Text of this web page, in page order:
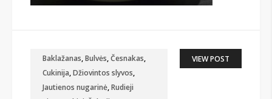
Baklažanas,Bulvės,Česnakas,
Cukinija,Džiovintos slyvos,
Jautienos nugarinė,Rudieji
VIEW POST